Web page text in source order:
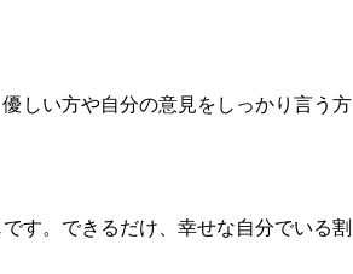
しい方や自分の意見をしっかり言う方
す。できるだけ、幸せな自分でいる割